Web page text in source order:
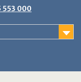
553 000